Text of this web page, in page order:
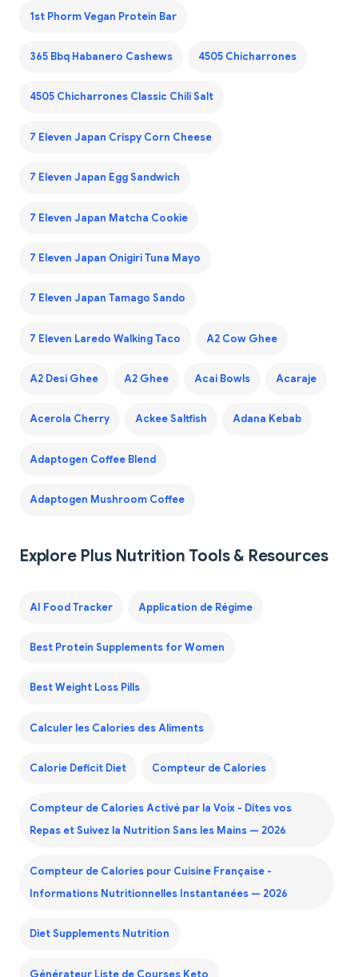
1st Phorm Vegan Protein Bar
365 Bbq Habanero Cashews 4505 Chicharrones
4505 Chicharrones Classic Chili Salt
7 Eleven Japan Crispy Corn Cheese
7 Eleven Japan Egg Sandwich
7 Eleven Japan Matcha Cookie
7 Eleven Japan Onigiri Tuna Mayo
7 Eleven Japan Tamago Sando
7 Eleven Laredo Walking Taco A2 Cow Ghee
A2 Desi Ghee A2 Ghee Acai Bowls Acaraje
Acerola Cherry Ackee Saltfish Adana Kebab
Adaptogen Coffee Blend
Adaptogen Mushroom Coffee
Explore Plus Nutrition Tools & Resources
AI Food Tracker Application de Régime
Best Protein Supplements for Women
Best Weight Loss Pills
Calculer les Calories des Aliments
Calorie Deficit Diet Compteur de Calories
Compteur de Calories Activé par la Voix - Dites vos
Repas et Suivez la Nutrition Sans les Mains — 2026
Compteur de Calories pour Cuisine Française -
Informations Nutritionnelles Instantanées — 2026
Diet Supplements Nutrition
Générateur Liste de Courses Keto